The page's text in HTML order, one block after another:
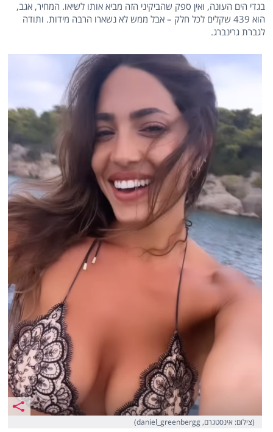
בגדי הים העונה, ואין ספק שהביקיני הזה מביא אותו לשיאו. המחיר, אגב,
הוא 439 שקלים לכל חלק – אבל ממש לא נשארו הרבה מידות. ותודה
לגברת גרינברג.
(צילום: אינסטגרם, daniel_greenbergg)